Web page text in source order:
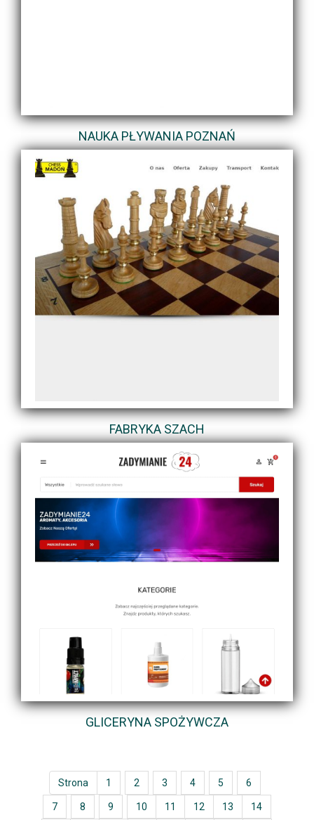
NAUKA PŁYWANIA POZNAŃ
FABRYKA SZACH
GLICERYNA SPOŻYWCZA
Strona 1 2 3 4 5 6
7 8 9 10 11 12 13 14